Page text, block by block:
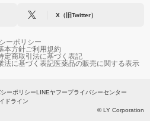
X（旧Twitter）
ーポリシー
本方針ご利用規約
定商取引法に基づく表記
法に基づく表記医薬品の販売に関する表示
ーポリシーLINEヤフープライバシーセンター
ドライン
© LY Corporation